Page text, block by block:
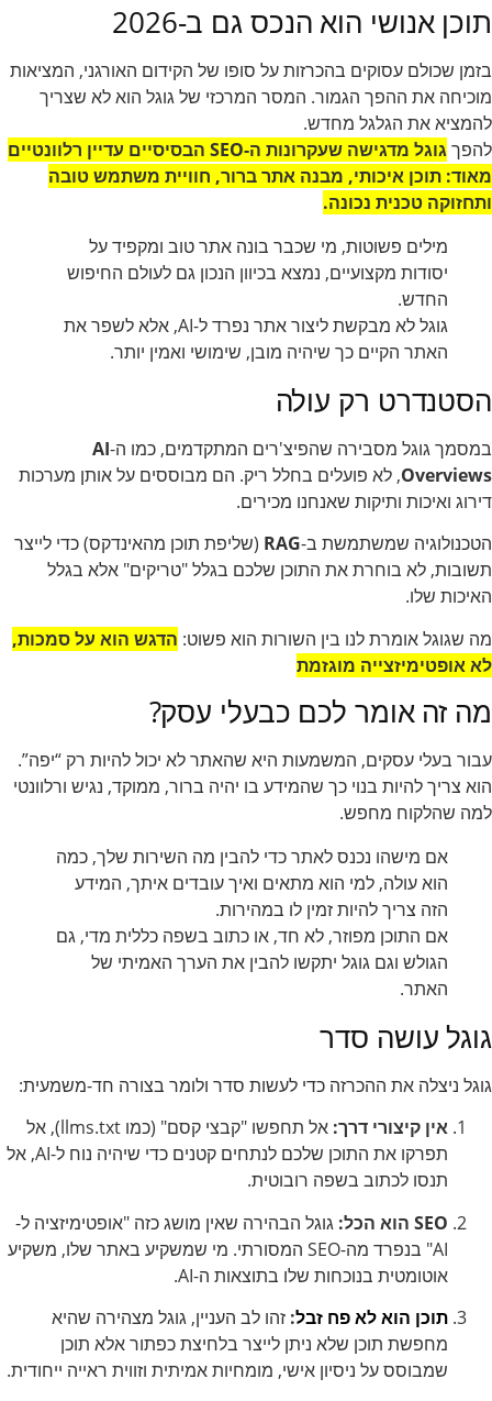
תוכן אנושי הוא הנכס גם ב-2026
בזמן שכולם עסוקים בהכרזות על סופו של הקידום האורגני, המציאות
מוכיחה את ההפך הגמור. המסר המרכזי של גוגל הוא לא שצריך
להמציא את הגלגל מחדש.
להפך
גוגל מדגישה שעקרונות ה-SEO הבסיסיים עדיין רלוונטיים
מאוד: תוכן איכותי, מבנה אתר ברור, חוויית משתמש טובה
ותחזוקה טכנית נכונה.
מילים פשוטות, מי שכבר בונה אתר טוב ומקפיד על
יסודות מקצועיים, נמצא בכיוון הנכון גם לעולם החיפוש
החדש.
גוגל לא מבקשת ליצור אתר נפרד ל-AI, אלא לשפר את
האתר הקיים כך שיהיה מובן, שימושי ואמין יותר.
הסטנדרט רק עולה
במסמך גוגל מסבירה שהפיצ'רים המתקדמים, כמו ה-AI
Overviews, לא פועלים בחלל ריק. הם מבוססים על אותן מערכות
דירוג ואיכות ותיקות שאנחנו מכירים.
הטכנולוגיה שמשתמשת ב-RAG (שליפת תוכן מהאינדקס) כדי לייצר
תשובות, לא בוחרת את התוכן שלכם בגלל "טריקים" אלא בגלל
האיכות שלו.
מה שגוגל אומרת לנו בין השורות הוא פשוט: הדגש הוא על סמכות,
לא אופטימיזצייה מוגזמת
מה זה אומר לכם כבעלי עסק?
עבור בעלי עסקים, המשמעות היא שהאתר לא יכול להיות רק “יפה”.
הוא צריך להיות בנוי כך שהמידע בו יהיה ברור, ממוקד, נגיש ורלוונטי
למה שהלקוח מחפש.
אם מישהו נכנס לאתר כדי להבין מה השירות שלך, כמה
הוא עולה, למי הוא מתאים ואיך עובדים איתך, המידע
הזה צריך להיות זמין לו במהירות.
אם התוכן מפוזר, לא חד, או כתוב בשפה כללית מדי, גם
הגולש וגם גוגל יתקשו להבין את הערך האמיתי של
האתר.
גוגל עושה סדר
גוגל ניצלה את ההכרזה כדי לעשות סדר ולומר בצורה חד-משמעית:
אין קיצורי דרך:
אל תחפשו "קבצי קסם" (כמו llms.txt), אל
תפרקו את התוכן שלכם לנתחים קטנים כדי שיהיה נוח ל-AI, אל
תנסו לכתוב בשפה רובוטית.
SEO הוא הכל:
גוגל הבהירה שאין מושג כזה "אופטימיזציה ל-
AI" בנפרד מה-SEO המסורתי. מי שמשקיע באתר שלו, משקיע
אוטומטית בנוכחות שלו בתוצאות ה-AI.
תוכן הוא לא פח זבל: זהו לב העניין, גוגל מצהירה שהיא
מחפשת תוכן שלא ניתן לייצר בלחיצת כפתור אלא תוכן
שמבוסס על ניסיון אישי, מומחיות אמיתית וזווית ראייה ייחודית.